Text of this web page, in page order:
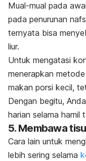
Mual-mual pada
pada penurunan
ternyata bisa
liur.
Untuk mengatasi
menerapkan metode
makan porsi kecil,
Dengan begitu,
harian selama hamil
5. Membawa
Cara lain untuk
lebih sering selama